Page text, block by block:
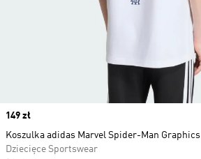
Price
149 zł
Koszulka adidas Marvel Spider-Man Graphics
Dziecięce Sportswear